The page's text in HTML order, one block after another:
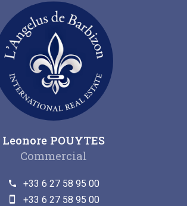
Leonore POUYTES
Commercial
+33 6 27 58 95 00
+33 6 27 58 95 00